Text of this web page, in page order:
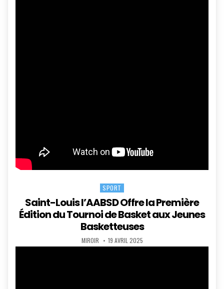
Posted
in
SPORT
Saint-Louis l’AABSD Offre la Première
Édition du Tournoi de Basket aux Jeunes
Basketteuses
AUTHOR:
MIROIR PUBLISHED
DATE:
19 AVRIL 2025